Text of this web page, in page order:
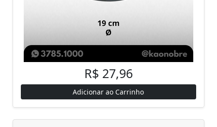
R$ 27,96
Adicionar ao Carrinho